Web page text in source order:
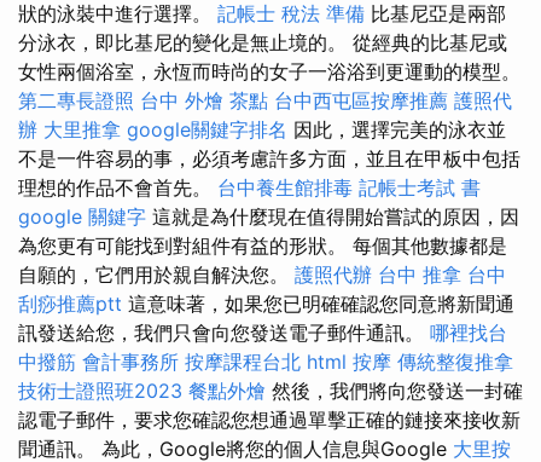
狀的泳裝中進行選擇。 記帳士 稅法 準備 比基尼亞是兩部
分泳衣，即比基尼的變化是無止境的。 從經典的比基尼或
女性兩個浴室，永恆而時尚的女子一浴浴到更運動的模型。
第二專長證照 台中 外燴 茶點 台中西屯區按摩推薦 護照代
辦 大里推拿 google關鍵字排名 因此，選擇完美的泳衣並
不是一件容易的事，必須考慮許多方面，並且在甲板中包括
理想的作品不會首先。 台中養生館排毒 記帳士考試 書
google 關鍵字 這就是為什麼現在值得開始嘗試的原因，因
為您更有可能找到對組件有益的形狀。 每個其他數據都是
自願的，它們用於親自解決您。 護照代辦 台中 推拿 台中
刮痧推薦ptt 這意味著，如果您已明確確認您同意將新聞通
訊發送給您，我們只會向您發送電子郵件通訊。 哪裡找台
中撥筋 會計事務所 按摩課程台北 html 按摩 傳統整復推拿
技術士證照班2023 餐點外燴 然後，我們將向您發送一封確
認電子郵件，要求您確認您想通過單擊正確的鏈接來接收新
聞通訊。 為此，Google將您的個人信息與Google 大里按